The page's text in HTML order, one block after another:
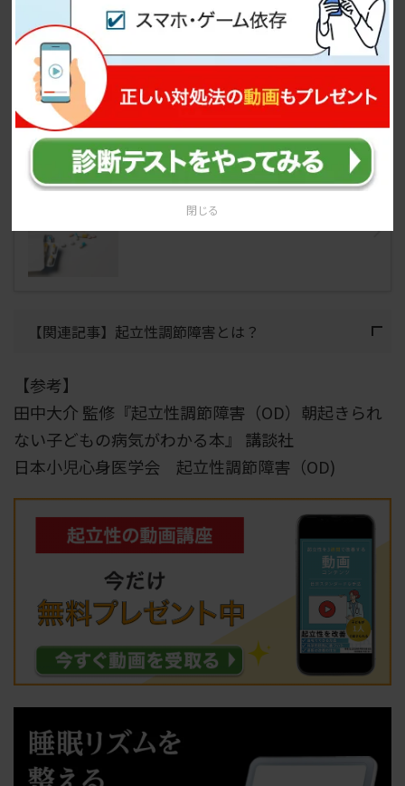
閉じる
を理解してもらいサポートしてもらうことで子供の
ストレスも軽減します。
下記記事では「起立性調節障害の治し方・子供に対
して親御さんができること」をまとめていますの
で、ぜひ参考にしてみてください。
起立性調節障害の治し方・親ができ
ること・治った方の事例を解説
【関連記事】起立性調節障害とは？
【参考】
田中大介 監修『起立性調節障害（OD）朝起きられ
ない子どもの病気がわかる本』 講談社
日本小児心身医学会 起立性調節障害（OD)